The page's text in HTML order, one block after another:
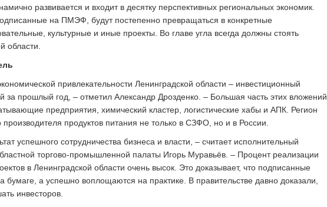
развивается и входит в десятку перспективных региональных экономик.
на ПМЭФ, будут постепенно превращаться в конкретные
культурные и иные проекты. Во главе угла всегда должны стоять
области.
привлекательности Ленинградской области – инвестиционный
за прошлый год, – отметил Александр Дрозденко. – ​Большая часть этих вложений
предприятия, химический кластер, логистические хабы и АПК. Регион
производителя продуктов питания не только в СЗФО, но и в России.
успешного сотрудничества бизнеса и власти, – ​считает исполнительный
торгово-промышленной палаты Игорь Муравьёв. – ​Процент реализации
в Ленинградской области очень высок. Это доказывает, что подписанные
бумаге, а успешно воплощаются на практике. В правительстве давно доказали,
инвесторов.